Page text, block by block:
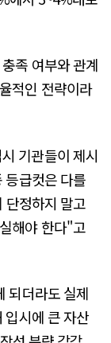
족 여부와 관계
적인 전략이라
기관들이 제시
등급컷은 다를
단정하지 말고
해야 한다"고
되더라도 실제
입시에 큰 자산